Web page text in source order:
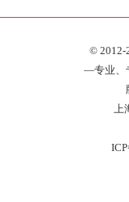
© 2012-
—专业、